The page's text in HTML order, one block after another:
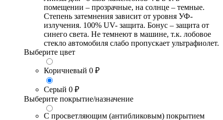
помещении – прозрачные, на солнце – темные.
Степень затемнения зависит от уровня УФ-
излучения. 100% UV- защита. Бонус – защита от
синего света. Не темнеют в машине, т.к. лобовое
стекло автомобиля слабо пропускает ультрафиолет.
Выберите цвет
Коричневый 0 ₽
Серый 0 ₽
Выберите покрытие/назначение
С просветляющим (антибликовым) покрытием